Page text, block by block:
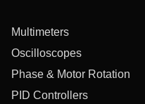
Multimeters
Oscilloscopes
Phase & Motor Rotation
PID Controllers